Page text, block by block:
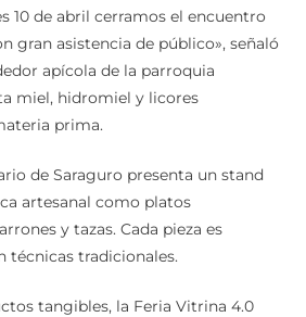
10 de abril cerramos el encuentro
gran asistencia de público», señaló
apícola de la parroquia
miel, hidromiel y licores
prima.
de Saraguro presenta un stand
artesanal como platos
y tazas. Cada pieza es
técnicas tradicionales.
tangibles, la Feria Vitrina 4.0